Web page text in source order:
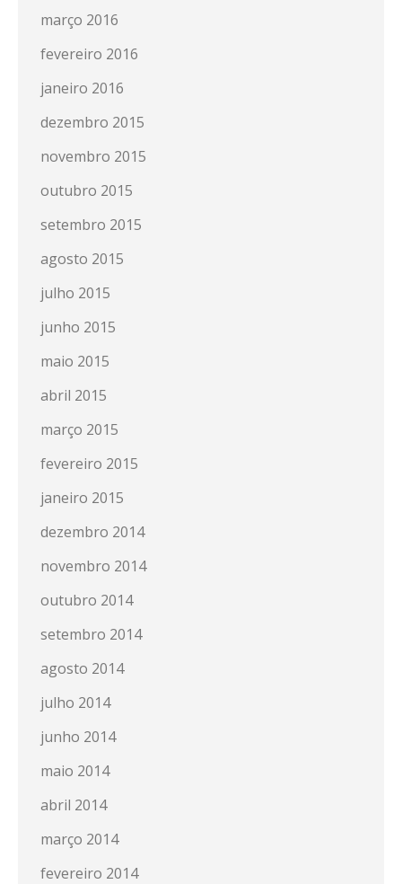
março 2016
fevereiro 2016
janeiro 2016
dezembro 2015
novembro 2015
outubro 2015
setembro 2015
agosto 2015
julho 2015
junho 2015
maio 2015
abril 2015
março 2015
fevereiro 2015
janeiro 2015
dezembro 2014
novembro 2014
outubro 2014
setembro 2014
agosto 2014
julho 2014
junho 2014
maio 2014
abril 2014
março 2014
fevereiro 2014